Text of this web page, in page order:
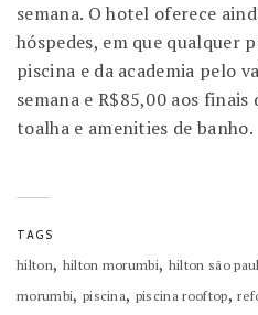
semana. O hotel oferece
hóspedes, em que qualquer
piscina e da academia pelo
semana e R$85,00 aos
toalha e amenities de banho.
TAGS
hilton, hilton morumbi, hilton são
morumbi, piscina, piscina rooftop,